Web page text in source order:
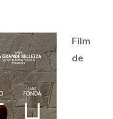
Film
de